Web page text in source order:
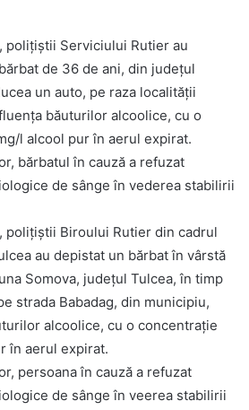
polițiștii Serviciului Rutier au
de 36 de ani, din județul
un auto, pe raza localității
băuturilor alcoolice, cu o
l alcool pur în aerul expirat.
bărbatul în cauză a refuzat
de sânge în vederea stabilirii
polițiștii Biroului Rutier din cadrul
au depistat un bărbat în vârstă
Somova, județul Tulcea, în timp
strada Babadag, din municipiu,
alcoolice, cu o concentrație
în aerul expirat.
persoana în cauză a refuzat
de sânge în veerea stabilirii